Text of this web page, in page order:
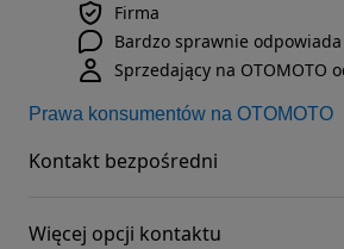
Firma
Bardzo sprawnie odpowiada
Sprzedający na OTOMOTO
Prawa konsumentów na OTOMOTO
Kontakt bezpośredni
Więcej opcji kontaktu